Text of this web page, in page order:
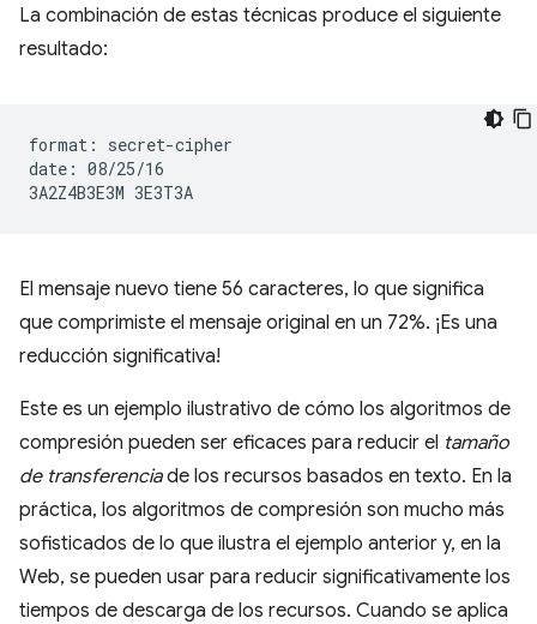
La combinación de estas técnicas produce el siguiente
resultado:
format: secret-cipher
date: 08/25/16
El mensaje nuevo tiene 56 caracteres, lo que significa
que comprimiste el mensaje original en un 72%. ¡Es una
reducción significativa!
Este es un ejemplo ilustrativo de cómo los algoritmos de
compresión pueden ser eficaces para reducir el tamaño
de transferenciade los recursos basados en texto. En la
práctica, los algoritmos de compresión son mucho más
sofisticados de lo que ilustra el ejemplo anterior y, en la
Web, se pueden usar para reducir significativamente los
tiempos de descarga de los recursos. Cuando se aplica